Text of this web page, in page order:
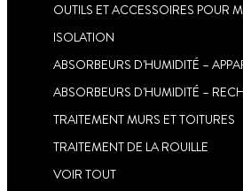
OUTILS ET ACCESSOIRES POUR
ISOLATION
ABSORBEURS D'HUMIDITÉ –
ABSORBEURS D'HUMIDITÉ –
TRAITEMENT MURS ET TOITURES
TRAITEMENT DE LA ROUILLE
VOIR TOUT